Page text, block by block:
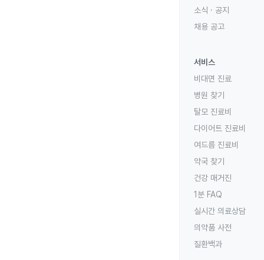
소식 · 공지
채용 공고
서비스
비대면 진료
병원 찾기
탈모 진료비
다이어트 진료비
여드름 진료비
약국 찾기
건강 매거진
1분 FAQ
실시간 의료상담
의약품 사전
질환백과